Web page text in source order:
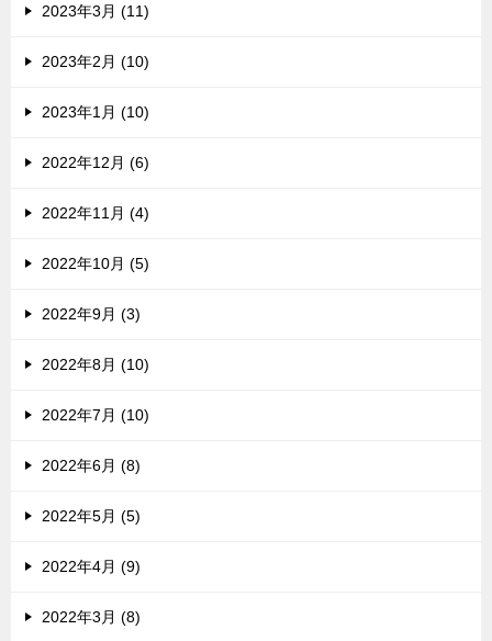
2023年3月 (11)
2023年2月 (10)
2023年1月 (10)
2022年12月 (6)
2022年11月 (4)
2022年10月 (5)
2022年9月 (3)
2022年8月 (10)
2022年7月 (10)
2022年6月 (8)
2022年5月 (5)
2022年4月 (9)
2022年3月 (8)